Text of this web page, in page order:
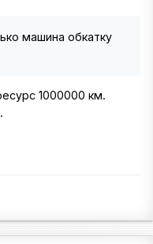
машина обкатку
1000000 км.